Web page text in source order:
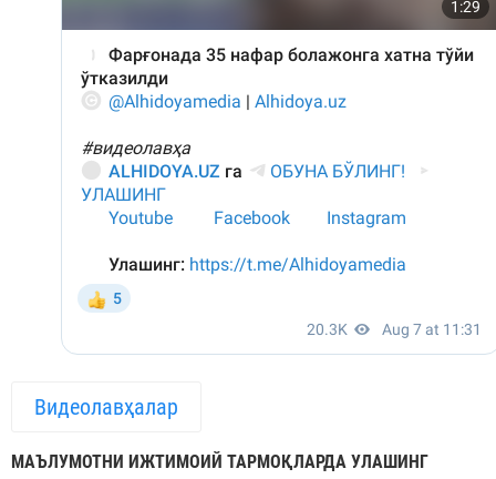
Видеолавҳалар
МАЪЛУМОТНИ ИЖТИМОИЙ ТАРМОҚЛАРДА УЛАШИНГ